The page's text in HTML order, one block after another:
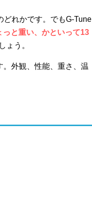
れかです。でもG-Tune
っと重い、かといって13
ょう。
外観、性能、重さ、温